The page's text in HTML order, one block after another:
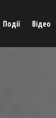
Події Відео